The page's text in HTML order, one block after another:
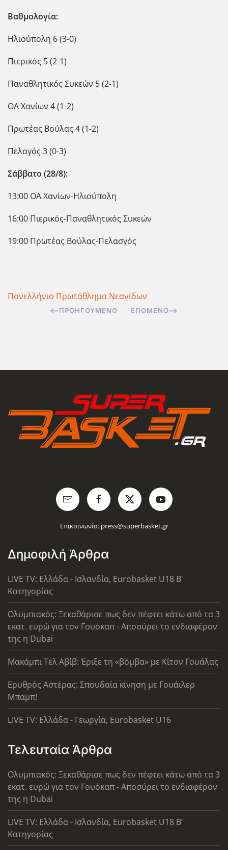
Βαθμολογία:
Ηλιούπολη 6 (3-0)
Πιερικός 5 (2-1)
Παναθλητικός Συκεών 5 (2-1)
ΟΑ Χανίων 4 (1-2)
Πρωτέας Βούλας 4 (1-2)
Πελαγός 3 (0-3)
Σάββατο (28/8):
13:00 ΟΑ Χανίων-Ηλιούπολη
16:00 Πιερικός-Παναθλητικός Συκεών
19:00 Πρωτέας Βούλας-Πελασγός
Πανελλήνιο Πρωτάθλημα Νεανίδων
ΠΡΟΗΓΟΎΜΕΝΟ ΕΠΌΜΕΝΟ
Επικοινωνία: press@superbasket.gr
Δημοφιλή Άρθρα
LIVE TV: Ελλάδα - Ισλανδία, Eurobasket U18 Β'
Κατηγορίας
Ολυμπιακός: Ξεκαθάρισε πως δεν πέφτει κάτω από τα 3
εκατ. ευρώ για τον Γουόκαπ - Αποσύρει το ενδιαφέρον
της η Dubai
Μακάμπι Τελ Αβίβ: Έριξε τη «βόμβα» με Κίτον Γουάλας
Ερυθρός Αστέρας: Σπουδαία κίνηση με Γουάιλερ
Μπαμπ!
LIVE TV: Ελλάδα - Γεωργία, Eurobasket U16
Τελευταία Άρθρα
Ολυμπιακός: Ξεκαθάρισε πως δεν πέφτει κάτω από τα 3
εκατ. ευρώ για τον Γουόκαπ - Αποσύρει το ενδιαφέρον
της η Dubai
LIVE TV: Ελλάδα - Ισλανδία, Eurobasket U18 Β'
Κατηγορίας